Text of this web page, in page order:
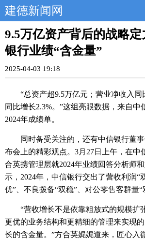
建德新闻网
9.5万亿资产背后的战略
银行业绩“含金量”
2025-04-03 19:18
“总资产超9.5万亿元；营业净收入同
同比增长2.3%。”这组亮眼数据，来自中
2024年成绩单。
同时备受关注的，还有中信银行董
布会上的精彩观点。3月27日上午，在中
合英携管理层就2024年业绩回答分析师
示，2024年，中信银行交出了营收利润“
优”、不良拨备“双稳”、对公零售客群量“
“营收增长不是依靠粗放式的规模扩
更优的业务结构和更精细的管理来实现
长的含金量。”方合英娓娓道来，匠心入